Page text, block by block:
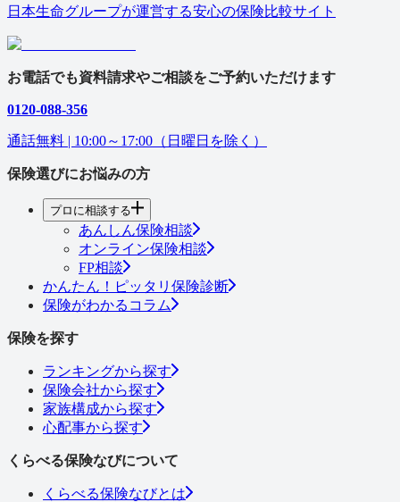
日本生命グループが運営する安心の保険⽐較サイト
お電話でも資料請求やご相談をご予約いただけます
0120-088-356
通話無料 | 10:00～17:00（日曜日を除く）
保険選びにお悩みの方
プロに相談する
あんしん保険相談
オンライン保険相談
FP相談
かんたん！ピッタリ保険診断
保険がわかるコラム
保険を探す
ランキングから探す
保険会社から探す
家族構成から探す
心配事から探す
くらべる保険なびについて
くらべる保険なびとは